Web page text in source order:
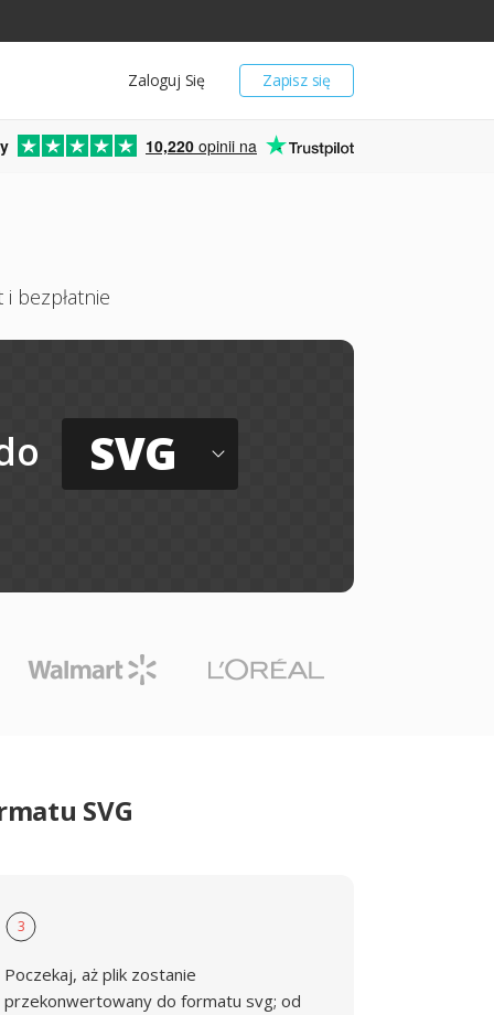
Zapisz się
Zaloguj Się
10,220 opinii na
bezpłatnie
SVG
SVG
3
Poczekaj, aż plik zostanie
przekonwertowany do formatu svg; od